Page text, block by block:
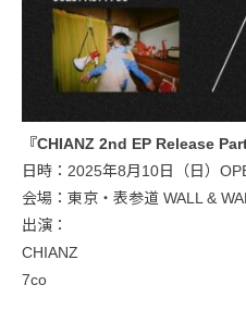
『CHIANZ 2nd EP Release
日時：2025年8月10日（日）
会場：東京・表参道 WALL &
出演：
CHIANZ
7co